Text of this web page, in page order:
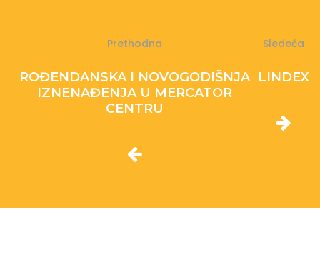
Prethodna
ROĐENDANSKA I NOVOGODIŠNJA
IZNENAĐENJA U MERCATOR
CENTRU
Sledeća
LINDEX